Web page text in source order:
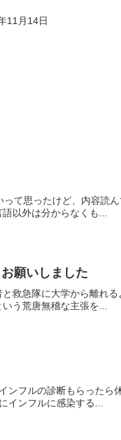
11月14日
て思ったけど、内容読
以外は分からなくも...
願いしました
救急隊に大学から離れ
う荒唐無稽な主張を...
ンフルの診断もらったら
インフルに感染する...